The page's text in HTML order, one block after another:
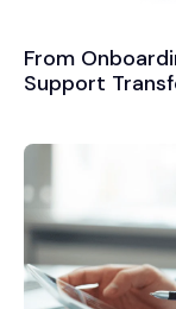
From
Support